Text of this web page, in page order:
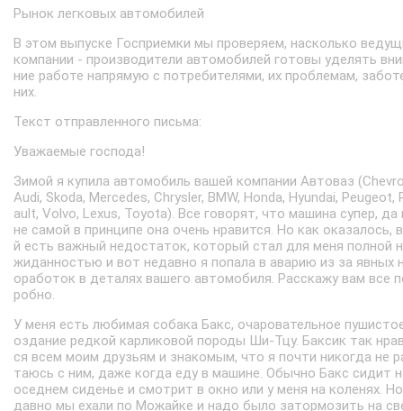
Рынок легковых автомобилей
В этом выпуске Госприемки мы проверяем, насколько
компании - производители автомобилей готовы уделять
ние работе напрямую с потребителями, их проблемам,
них.
Текст отправленного письма:
Уважаемые господа!
Зимой я купила автомобиль вашей компании Автоваз
Audi, Skoda, Mercedes, Chrysler, BMW, Honda, Hyundai, Peugeot,
ault, Volvo, Lexus, Toyota). Все говорят, что машина супер, да
не самой в принципе она очень нравится. Но как оказалось,
й есть важный недостаток, который стал для меня полной
жиданностью и вот недавно я попала в аварию из за явных
оработок в деталях вашего автомобиля. Расскажу вам все
робно.
У меня есть любимая собака Бакс, очаровательное
оздание редкой карликовой породы Ши-Тцу. Баксик так
ся всем моим друзьям и знакомым, что я почти никогда не
таюсь с ним, даже когда еду в машине. Обычно Бакс сидит
оседнем сиденье и смотрит в окно или у меня на коленях.
давно мы ехали по Можайке и надо было затормозить на